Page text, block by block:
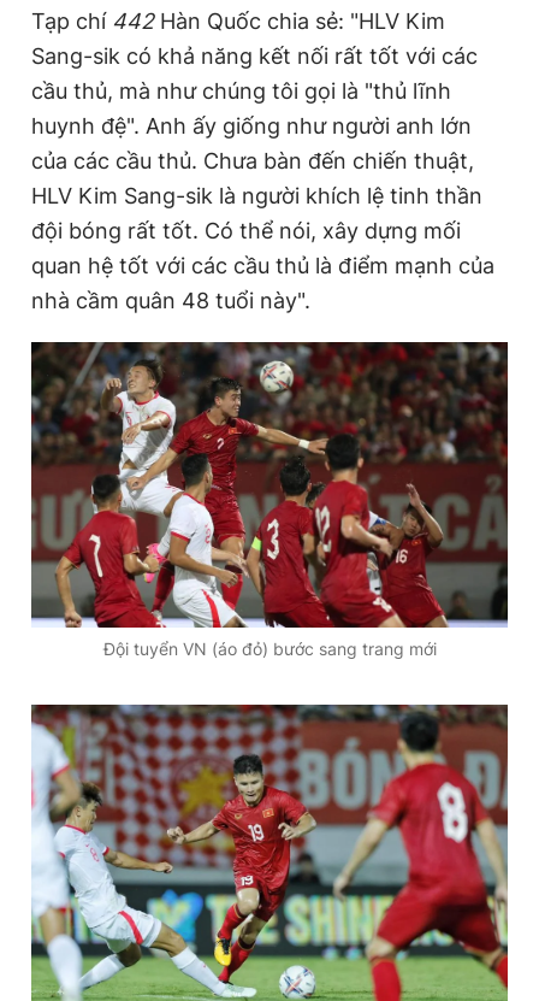
Tạp chí 442Hàn Quốc chia sẻ: "HLV Kim
Sang-sik có khả năng kết nối rất tốt với các
cầu thủ, mà như chúng tôi gọi là "thủ lĩnh
huynh đệ". Anh ấy giống như người anh lớn
của các cầu thủ. Chưa bàn đến chiến thuật,
HLV Kim Sang-sik là người khích lệ tinh thần
đội bóng rất tốt. Có thể nói, xây dựng mối
quan hệ tốt với các cầu thủ là điểm mạnh của
nhà cầm quân 48 tuổi này".
Đội tuyển VN (áo đỏ) bước sang trang mới